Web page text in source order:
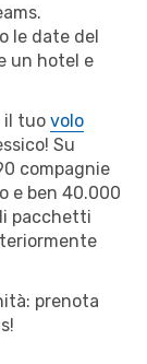
le date del
un hotel e
il tuo volo
Su
compagnie
e ben 40.000
pacchetti
prenota